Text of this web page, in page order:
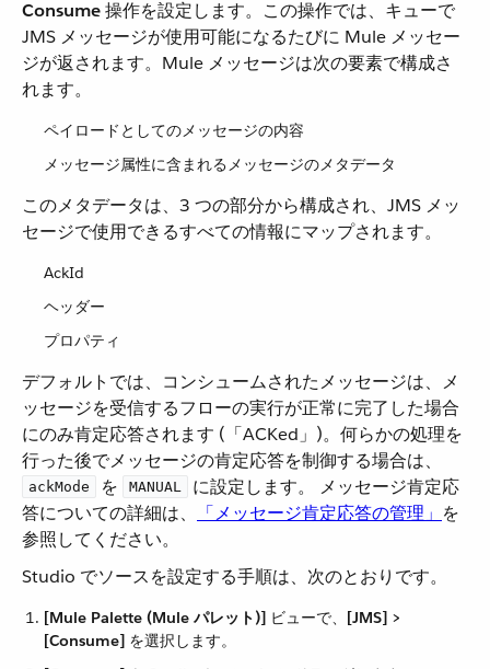
Consume​ 操作を設定します。この操作では、キューで
JMS メッセージが使用可能になるたびに Mule メッセー
ジが返されます。Mule メッセージは次の要素で構成さ
れます。
ペイロードとしてのメッセージの内容
メッセージ属性に含まれるメッセージのメタデータ
このメタデータは、3 つの部分から構成され、JMS メッ
セージで使用できるすべての情報にマップされます。
AckId
ヘッダー
プロパティ
デフォルトでは、コンシュームされたメッセージは、メ
ッセージを受信するフローの実行が正常に完了した場合
にのみ肯定応答されます (「ACKed」)。何らかの処理を
行った後でメッセージの肯定応答を制御する場合は、​
ackMode ​ を ​ MANUAL
​ に設定します。 メッセージ肯定応
答についての詳細は、​
「メッセージ肯定応答の管理」 ​を
参照してください。
Studio でソースを設定する手順は、次のとおりです。
[Mule Palette (Mule パレット)] ​ ビューで、​ [JMS] >
[Consume] ​ を選択します。